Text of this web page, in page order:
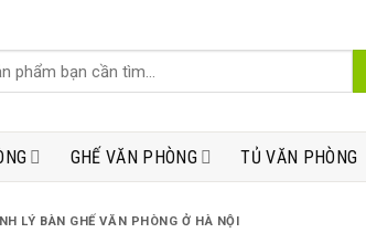
GHẾ VĂN PHÒNG TỦ VĂN PHÒNG
LÝ BÀN GHẾ VĂN PHÒNG Ở HÀ NỘI